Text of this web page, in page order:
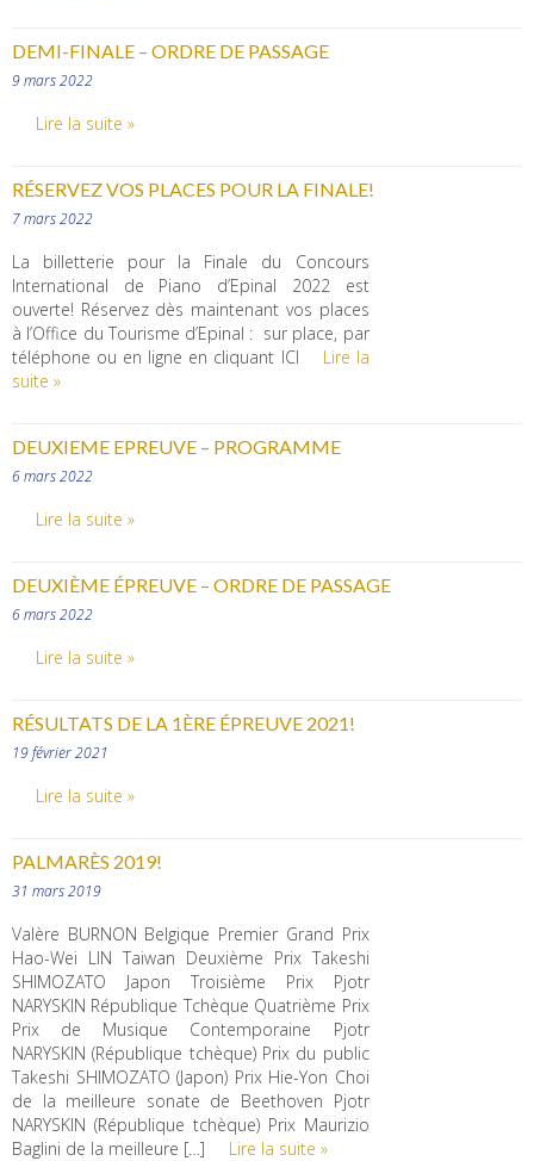
DEMI-FINALE – ORDRE DE PASSAGE
9 mars 2022
Lire la suite »
RÉSERVEZ VOS PLACES POUR LA FINALE!
7 mars 2022
La billetterie pour la Finale du Concours
International de Piano d’Epinal 2022 est
ouverte! Réservez dès maintenant vos places
à l’Office du Tourisme d’Epinal : sur place, par
téléphone ou en ligne en cliquant ICI
Lire la
suite »
DEUXIEME EPREUVE – PROGRAMME
6 mars 2022
Lire la suite »
DEUXIÈME ÉPREUVE – ORDRE DE PASSAGE
6 mars 2022
Lire la suite »
RÉSULTATS DE LA 1ÈRE ÉPREUVE 2021!
19 février 2021
Lire la suite »
PALMARÈS 2019!
31 mars 2019
Valère BURNON Belgique Premier Grand Prix
Hao-Wei LIN Taiwan Deuxième Prix Takeshi
SHIMOZATO Japon Troisième Prix Pjotr
NARYSKIN République Tchèque Quatrième Prix
Prix de Musique Contemporaine Pjotr
NARYSKIN (République tchèque) Prix du public
Takeshi SHIMOZATO (Japon) Prix Hie-Yon Choi
de la meilleure sonate de Beethoven Pjotr
NARYSKIN (République tchèque) Prix Maurizio
Baglini de la meilleure […]
Lire la suite »